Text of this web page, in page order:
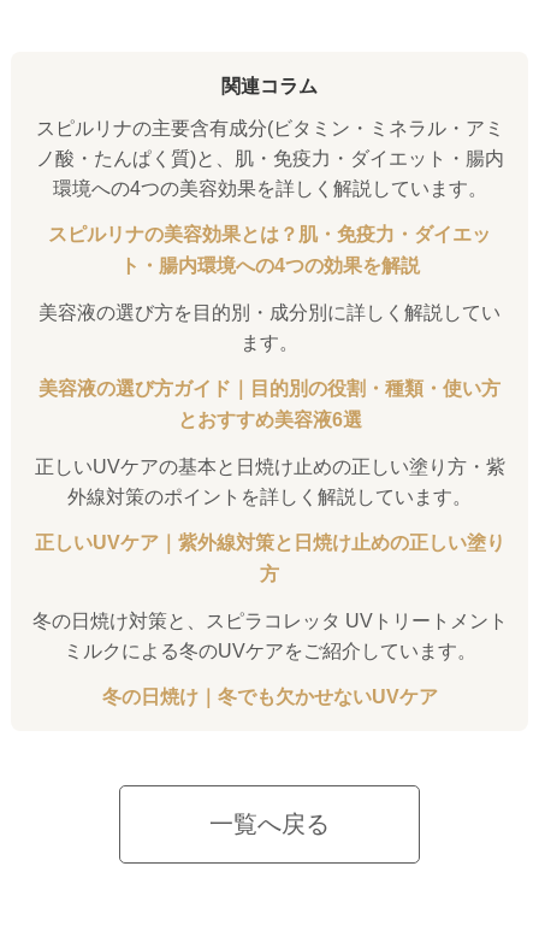
関連コラム
スピルリナの主要含有成分(ビタミン・ミネラル・アミ
ノ酸・たんぱく質)と、肌・免疫力・ダイエット・腸内
環境への4つの美容効果を詳しく解説しています。
スピルリナの美容効果とは？肌・免疫力・ダイエッ
ト・腸内環境への4つの効果を解説
美容液の選び方を目的別・成分別に詳しく解説してい
ます。
美容液の選び方ガイド｜目的別の役割・種類・使い方
とおすすめ美容液6選
正しいUVケアの基本と日焼け止めの正しい塗り方・紫
外線対策のポイントを詳しく解説しています。
正しいUVケア｜紫外線対策と日焼け止めの正しい塗り
方
冬の日焼け対策と、スピラコレッタ UVトリートメント
ミルクによる冬のUVケアをご紹介しています。
冬の日焼け｜冬でも欠かせないUVケア
一覧へ戻る